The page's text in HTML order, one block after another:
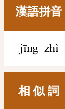
漢語拼音
jīng zhì
相 似 詞